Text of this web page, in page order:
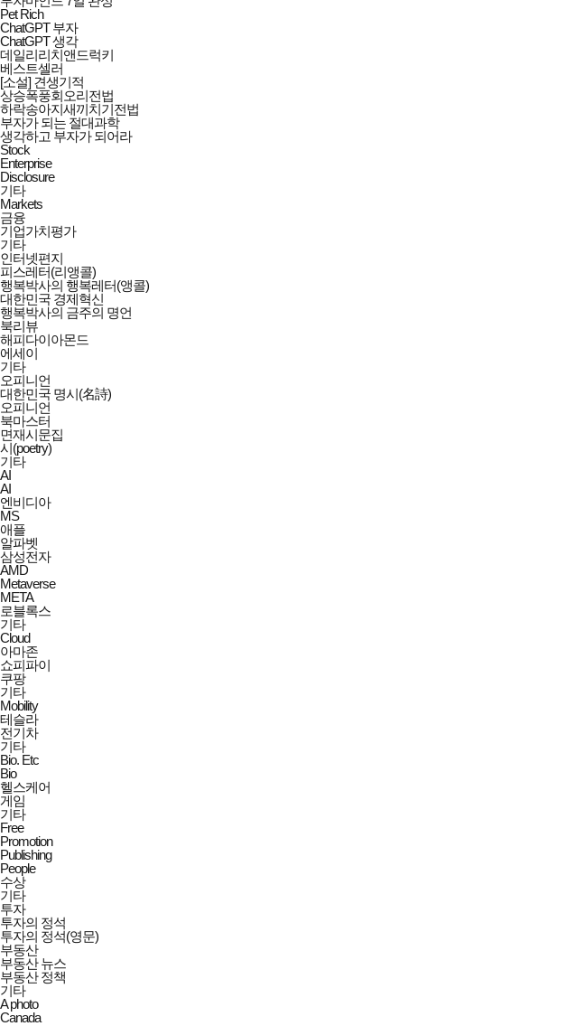
Pet Rich
ChatGPT 부자
ChatGPT 생각
데일리리치앤드럭키
베스트셀러
[소설] 견생기적
상승폭풍회오리전법
하락송아지새끼치기전법
부자가 되는 절대과학
생각하고 부자가 되어라
Stock
Enterprise
Disclosure
기타
Markets
금융
기업가치평가
기타
인터넷편지
피스레터(리앵콜)
행복박사의 행복레터(앵콜)
대한민국 경제혁신
행복박사의 금주의 명언
북리뷰
해피다이아몬드
에세이
기타
오피니언
대한민국 명시(名詩)
오피니언
북마스터
면재시문집
시(poetry)
기타
AI
AI
엔비디아
MS
애플
알파벳
삼성전자
AMD
Metaverse
META
로블록스
기타
Cloud
아마존
쇼피파이
쿠팡
기타
Mobility
테슬라
전기차
기타
Bio. Etc
Bio
헬스케어
게임
기타
Free
Promotion
Publishing
People
수상
기타
투자
투자의 정석
투자의 정석(영문)
부동산
부동산 뉴스
부동산 정책
기타
A photo
Canada